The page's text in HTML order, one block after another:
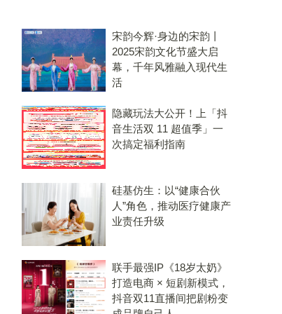
宋韵今辉·身边的宋韵丨
2025宋韵文化节盛大启
幕，千年风雅融入现代生
活
隐藏玩法大公开！上「抖
音生活双 11 超值季」一
次搞定福利指南
硅基仿生：以“健康合伙
人”角色，推动医疗健康产
业责任升级
联手最强IP《18岁太奶》
打造电商 × 短剧新模式，
抖音双11直播间把剧粉变